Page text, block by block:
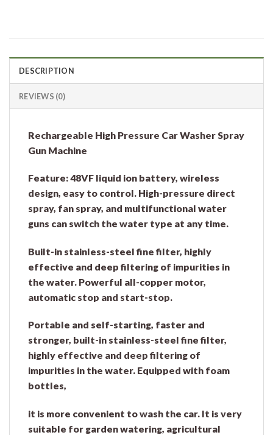
DESCRIPTION
REVIEWS (0)
Rechargeable High Pressure Car Washer Spray
Gun Machine
Feature: 48VF liquid ion battery, wireless
design, easy to control. High-pressure direct
spray, fan spray, and multifunctional water
guns can switch the water type at any time.
Built-in stainless-steel fine filter, highly
effective and deep filtering of impurities in
the water. Powerful all-copper motor,
automatic stop and start-stop.
Portable and self-starting, faster and
stronger, built-in stainless-steel fine filter,
highly effective and deep filtering of
impurities in the water. Equipped with foam
bottles,
it is more convenient to wash the car. It is very
suitable for garden watering, agricultural